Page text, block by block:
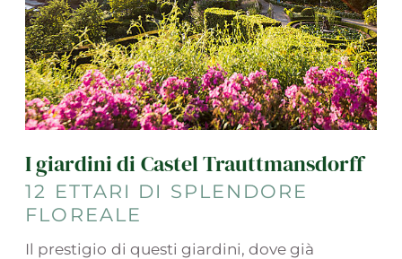
I giardini di Castel Trauttmansdorff
12 ETTARI DI SPLENDORE
FLOREALE
Il prestigio di questi giardini, dove già